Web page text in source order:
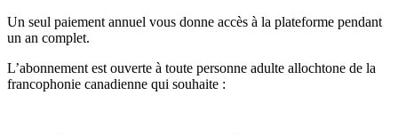
Un seul paiement annuel vous donne accès à la plateforme pendant
un an complet.
L’abonnement est ouverte à toute personne adulte allochtone de la
francophonie canadienne qui souhaite :